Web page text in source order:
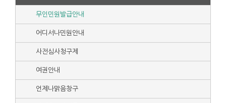
무인민원발급안내
어디서나민원안내
사전심사청구제
여권안내
언제나맑음창구